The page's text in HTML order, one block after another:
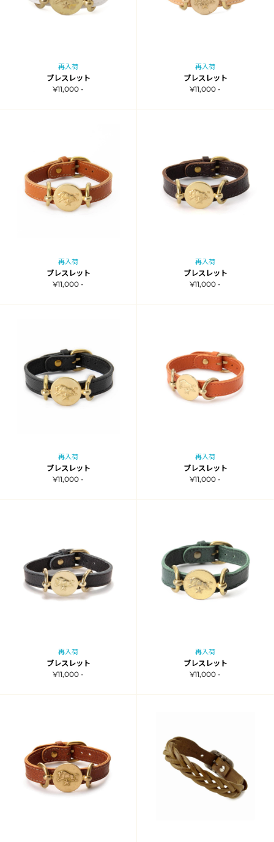
再入荷
ブレスレット
¥11,000 -
再入荷
ブレスレット
¥11,000 -
再入荷
ブレスレット
¥11,000 -
再入荷
ブレスレット
¥11,000 -
再入荷
ブレスレット
¥11,000 -
再入荷
ブレスレット
¥11,000 -
再入荷
ブレスレット
¥11,000 -
再入荷
ブレスレット
¥11,000 -